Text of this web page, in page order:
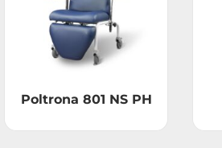
Poltrona 801 NS PH